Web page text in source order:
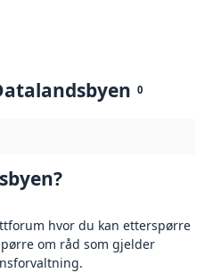
0
hvor du kan etterspørre
om råd som gjelder